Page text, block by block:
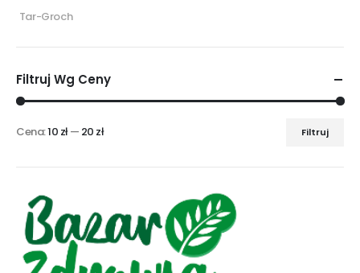
Tar-Groch
Filtruj Wg Ceny
Filtruj
Cena:10 zł— 20 zł